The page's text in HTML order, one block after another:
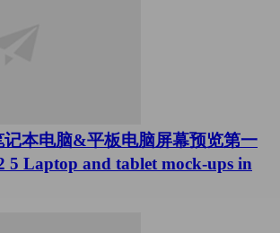
本电脑&平板电脑屏幕预览第一
5 Laptop and tablet mock-ups in